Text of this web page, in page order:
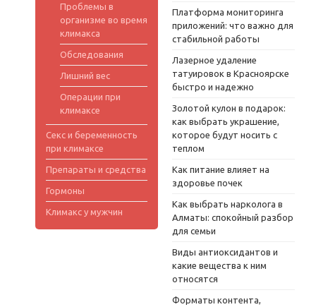
Проблемы в
организме во время
климакса
Обследования
Лишний вес
Операции при
климаксе
Секс и беременность
при климаксе
Препараты и средства
Гормоны
Климакс у мужчин
Платформа мониторинга
приложений: что важно для
стабильной работы
Лазерное удаление
татуировок в Красноярске
быстро и надежно
Золотой кулон в подарок:
как выбрать украшение,
которое будут носить с
теплом
Как питание влияет на
здоровье почек
Как выбрать нарколога в
Алматы: спокойный разбор
для семьи
Виды антиоксидантов и
какие вещества к ним
относятся
Форматы контента,